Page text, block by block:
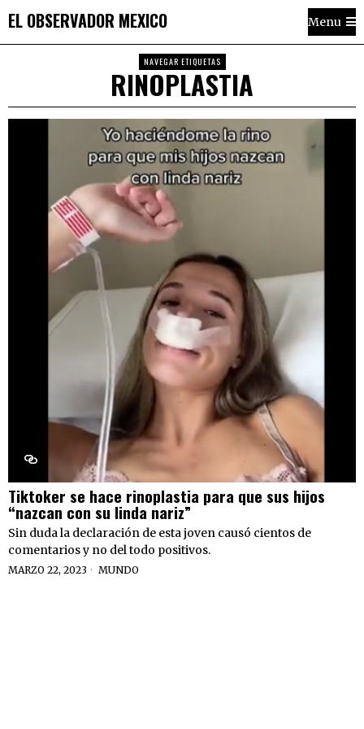
EL OBSERVADOR MEXICO Menu
NAVEGAR ETIQUETAS
RINOPLASTIA
Tiktoker se hace rinoplastia para que sus hijos
“nazcan con su linda nariz”
Sin duda la declaración de esta joven causó cientos de
comentarios y no del todo positivos.
MARZO 22, 2023 MUNDO